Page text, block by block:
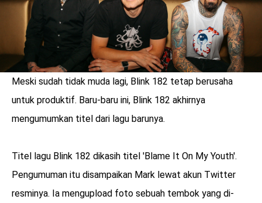
menarik
Meski sudah tidak muda lagi, Blink 182 tetap berusaha
untuk produktif. Baru-baru ini, Blink 182 akhirnya
mengumumkan titel dari lagu barunya.
Titel lagu Blink 182 dikasih titel 'Blame It On My Youth'.
Pengumuman itu disampaikan Mark lewat akun Twitter
resminya. Ia mengupload foto sebuah tembok yang di-